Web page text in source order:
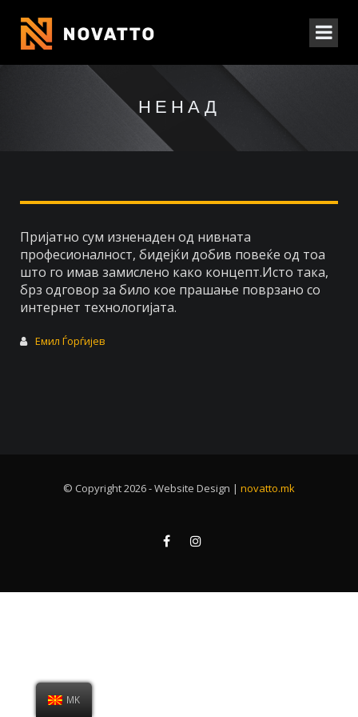
НЕНАД
Пријатно сум изненаден од нивната
професионалност, бидејќи добив повеќе од тоа
што го имав замислено како концепт.Исто така,
брз одговор за било кое прашање поврзано со
интернет технологијата.
Емил Ѓорѓијев
© Copyright 2026 - Website Design | novatto.mk
MK